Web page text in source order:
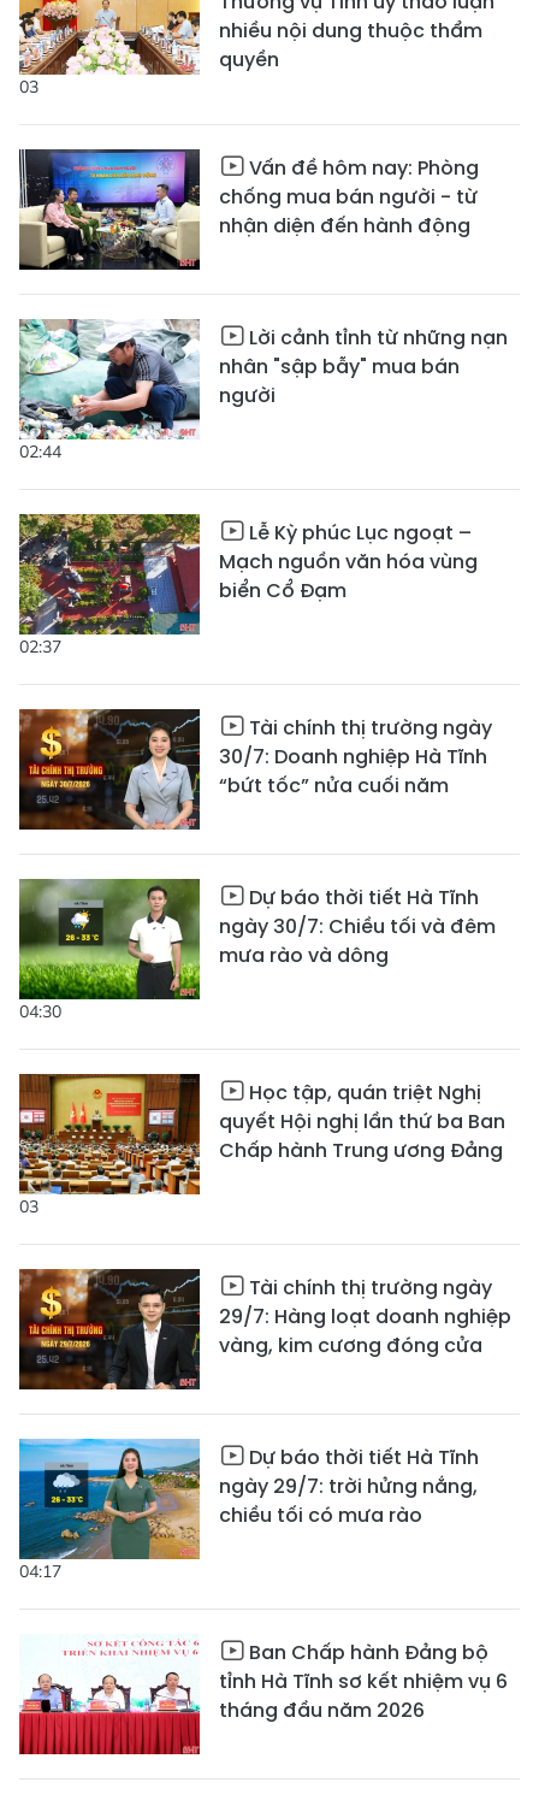
03
nhiều nội dung thuộc thẩm
quyền
Vấn đề hôm nay: Phòng
chống mua bán người - từ
nhận diện đến hành động
02:44
Lời cảnh tỉnh từ những nạn
nhân "sập bẫy" mua bán
người
02:37
Lễ Kỳ phúc Lục ngoạt –
Mạch nguồn văn hóa vùng
biển Cổ Đạm
Tài chính thị trường ngày
30/7: Doanh nghiệp Hà Tĩnh
“bứt tốc” nửa cuối năm
04:30
Dự báo thời tiết Hà Tĩnh
ngày 30/7: Chiều tối và đêm
mưa rào và dông
03
Học tập, quán triệt Nghị
quyết Hội nghị lần thứ ba Ban
Chấp hành Trung ương Đảng
Tài chính thị trường ngày
29/7: Hàng loạt doanh nghiệp
vàng, kim cương đóng cửa
04:17
Dự báo thời tiết Hà Tĩnh
ngày 29/7: trời hửng nắng,
chiều tối có mưa rào
Ban Chấp hành Đảng bộ
tỉnh Hà Tĩnh sơ kết nhiệm vụ 6
tháng đầu năm 2026